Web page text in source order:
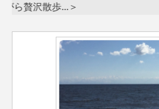
贅沢散歩...＞